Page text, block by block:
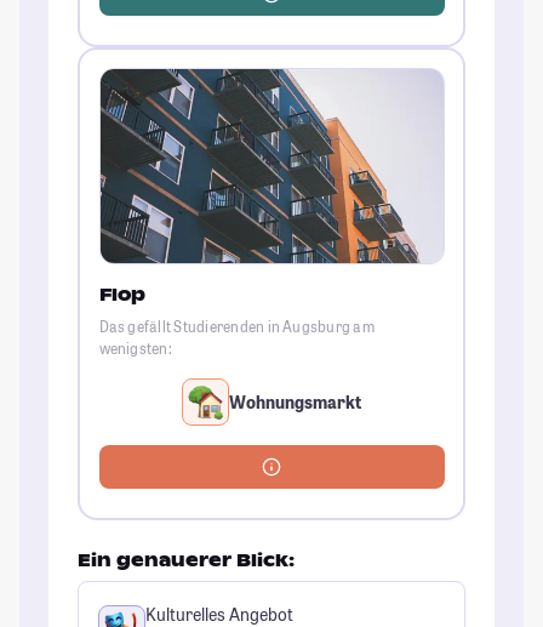
Flop
Das gefällt Studierenden in Augsburg am
wenigsten:
Wohnungsmarkt
Ein genauerer Blick:
Kulturelles Angebot